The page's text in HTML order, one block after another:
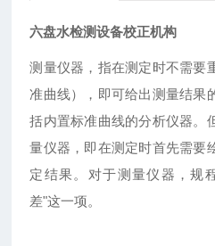
六盘水检测设备校正机构
测量仪器，指在测定时不需要
准曲线），即可给出测量结果
括内置标准曲线的分析仪器。
量仪器，即在测定时首先需要
定结果。对于测量仪器，规
差"这一项。